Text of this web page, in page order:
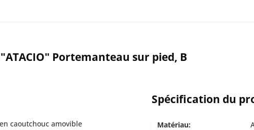
Portemanteau sur pied, B
caoutchouc amovible
Spécification du
Matériau: